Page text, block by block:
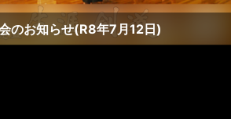
のお知らせ(R8年7月12日)